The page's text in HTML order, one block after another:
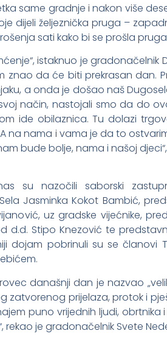
same gradnje i nakon više
dijeli željeznička pruga –
sati kako bi se prošla
istaknuo je gradonačelnik
znao da će biti prekrasan dan.
a onda je došao naš
način, nastojali smo da do
ide obilaznica. Tu dolazi
na nama i vama je da to
bude bolje, nama i našoj
su nazočili saborski
Jasminka Kokot Bambić,
uz gradske vijećnike,
d.d. Stipo Knezović te
dojam pobrinuli su se članovi
današnji dan je nazvao
zatvorenog prijelaza, protok i
puno vrijednih ljudi,
rekao je gradonačelnik Svete